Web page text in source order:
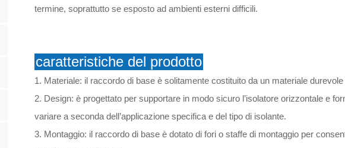
termine, soprattutto se esposto ad ambienti esterni difficili.
caratteristiche del prodotto
1. Materiale: il raccordo di base è solitamente costituito da un materiale
2. Design: è progettato per supportare in modo sicuro l’isolatore orizzontale e
variare a seconda dell’applicazione specifica e del tipo di isolante.
3. Montaggio: il raccordo di base è dotato di fori o staffe di montaggio per